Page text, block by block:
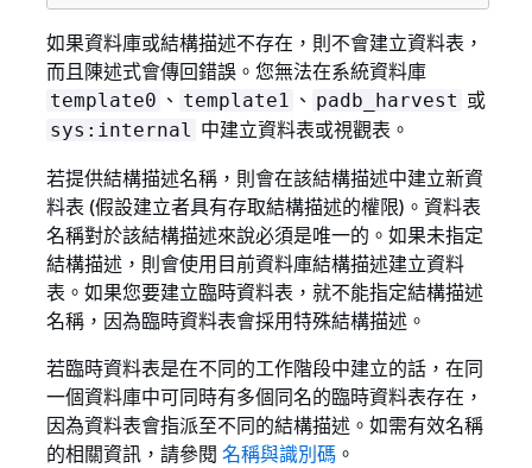
如果資料庫或結構描述不存在，則不會建立資料表，
而且陳述式會傳回錯誤。您無法在系統資料庫
template0 、 template1 、 padb_harvest 或
sys:internal 中建立資料表或視觀表。
若提供結構描述名稱，則會在該結構描述中建立新資
料表 (假設建立者具有存取結構描述的權限)。資料表
名稱對於該結構描述來說必須是唯一的。如果未指定
結構描述，則會使用目前資料庫結構描述建立資料
表。如果您要建立臨時資料表，就不能指定結構描述
名稱，因為臨時資料表會採用特殊結構描述。
若臨時資料表是在不同的工作階段中建立的話，在同
一個資料庫中可同時有多個同名的臨時資料表存在，
因為資料表會指派至不同的結構描述。如需有效名稱
的相關資訊，請參閱 名稱與識別碼 。